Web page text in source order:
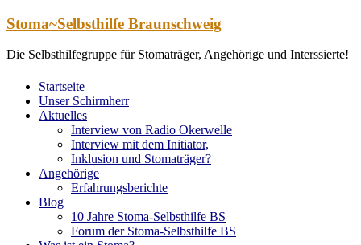
Zum
springen
Stoma~Selbsthilfe Braunschweig
Die Selbsthilfegruppe für Stomaträger, Angehörige und Interssierte!
Startseite
Unser Schirmherr
Aktuelles
Interview von Radio Okerwelle
Interview mit dem Initiator,
Inklusion und Stomaträger?
Angehörige
Erfahrungsberichte
Blog
10 Jahre Stoma-Selbsthilfe BS
Forum der Stoma-Selbsthilfe BS